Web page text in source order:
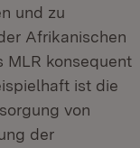
und zu
Afrikanischen
MLR konsequent
ist die
von
der